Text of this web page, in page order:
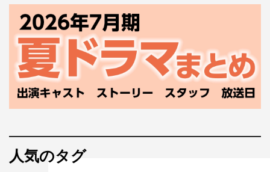
人気のタグ